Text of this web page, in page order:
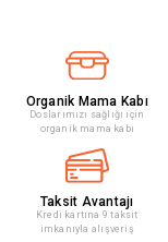
Organik Mama Kabı
Doslarımızı sağlığı için
organik mama kabı
Taksit Avantajı
Kredi kartına 9 taksit
imkanıyla alışveriş